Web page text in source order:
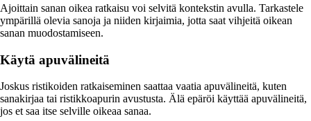
Ajoittain sanan oikea ratkaisu voi selvitä kontekstin avulla. Tarkastele
ympärillä olevia sanoja ja niiden kirjaimia, jotta saat vihjeitä oikean
sanan muodostamiseen.
Käytä apuvälineitä
Joskus ristikoiden ratkaiseminen saattaa vaatia apuvälineitä, kuten
sanakirjaa tai ristikkoapurin avustusta. Älä epäröi käyttää apuvälineitä,
jos et saa itse selville oikeaa sanaa.